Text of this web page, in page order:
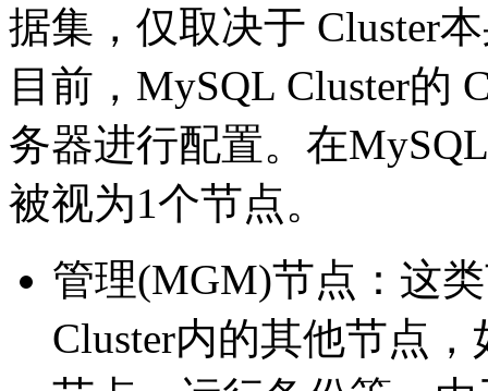
据集，仅取决于 Cluster
目前，MySQL Cluster的
务器进行配置。在
被视为1个节点。
管理(MGM)节点：这
Cluster内的其他节点